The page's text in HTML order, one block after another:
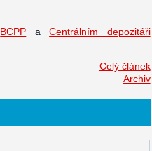
BCPP aCentrálním depozitáři
Celý článek
Archiv